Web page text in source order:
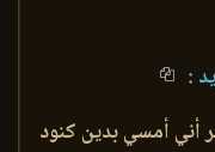
:
أمسي بدين كنود